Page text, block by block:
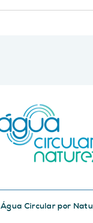
Água Circular por